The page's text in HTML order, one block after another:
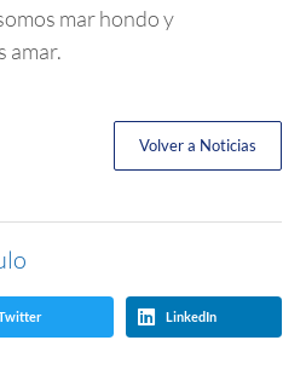
mar hondo y
amar.
Volver a Noticias
LinkedIn